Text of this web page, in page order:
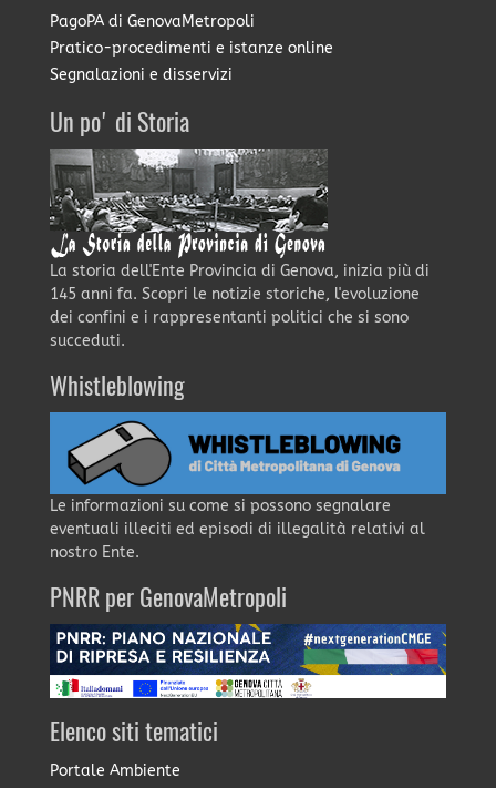
PagoPA di GenovaMetropoli
Pratico-procedimenti e istanze online
Segnalazioni e disservizi
Un po' di Storia
La storia dell'Ente Provincia di Genova, inizia più di
145 anni fa. Scopri le notizie storiche, l'evoluzione
dei confini e i rappresentanti politici che si sono
succeduti.
Whistleblowing
Le informazioni su come si possono segnalare
eventuali illeciti ed episodi di illegalità relativi al
nostro Ente.
PNRR per GenovaMetropoli
Elenco siti tematici
Portale Ambiente